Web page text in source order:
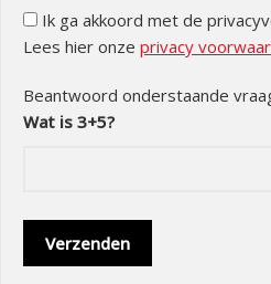
Ik ga akkoord met de
Lees hier onze privacy
Beantwoord onderstaande
Wat is 3+5?